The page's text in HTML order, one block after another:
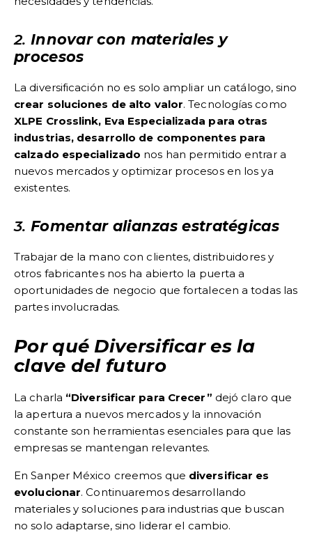
2. Innovar con materiales y
procesos
La diversificación no es solo ampliar un catálogo, sino
crear soluciones de alto valor. Tecnologías como
XLPE Crosslink, Eva Especializada para otras
industrias, desarrollo de componentes para
calzado especializado nos han permitido entrar a
nuevos mercados y optimizar procesos en los ya
existentes.
3. Fomentar alianzas estratégicas
Trabajar de la mano con clientes, distribuidores y
otros fabricantes nos ha abierto la puerta a
oportunidades de negocio que fortalecen a todas las
partes involucradas.
Por qué Diversificar es la
clave del futuro
La charla “Diversificar para Crecer” dejó claro que
la apertura a nuevos mercados y la innovación
constante son herramientas esenciales para que las
empresas se mantengan relevantes.
En Sanper México creemos que diversificar es
evolucionar. Continuaremos desarrollando
materiales y soluciones para industrias que buscan
no solo adaptarse, sino liderar el cambio.